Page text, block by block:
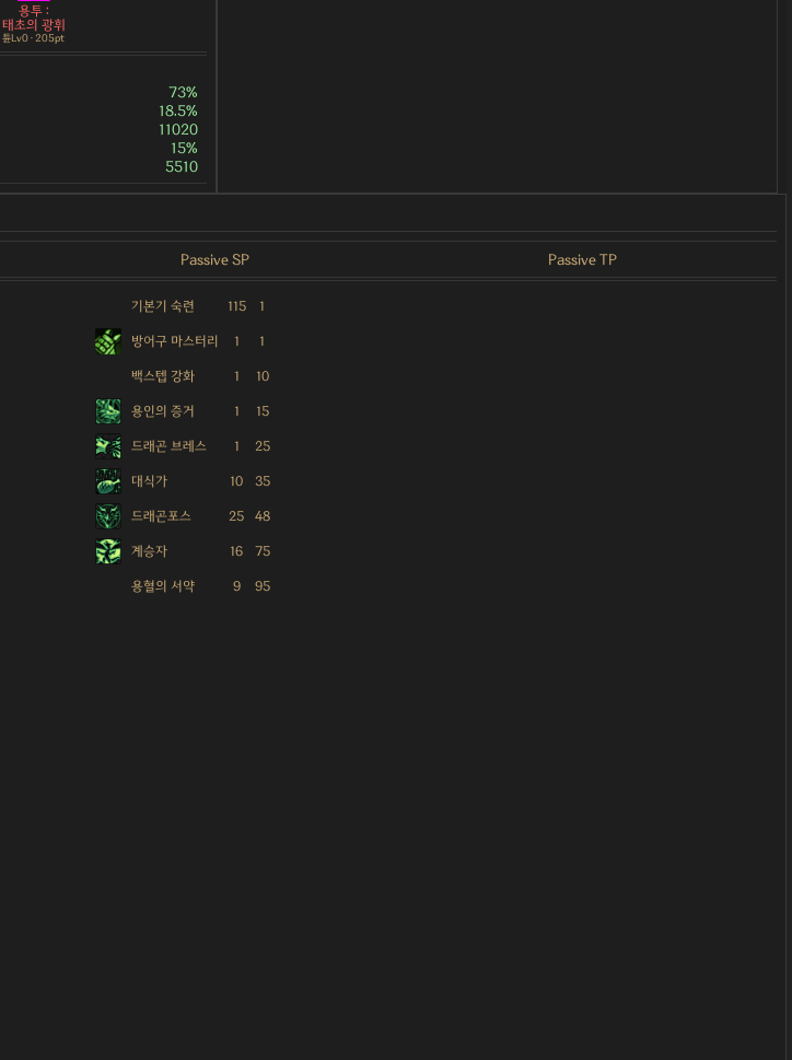
용투 :
태초의 광휘
튠Lv0 · 205pt
73%
18.5%
11020
15%
5510
Passive SP Passive TP
기본기 숙련 115 1
방어구 마스터리 1 1
백스텝 강화 1 10
용인의 증거 1 15
드래곤 브레스 1 25
대식가 10 35
드래곤포스 25 48
계승자 16 75
용혈의 서약 9 95